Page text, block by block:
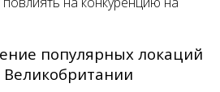
популярных локаций